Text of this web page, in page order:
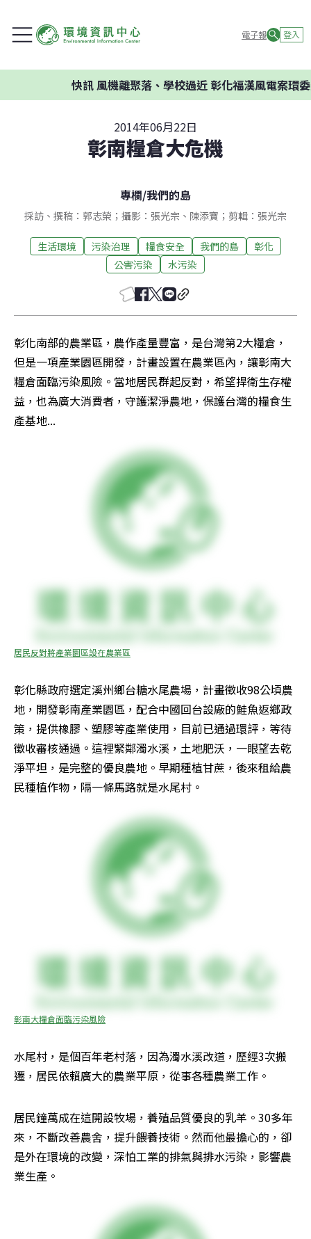
電子報 登入
風機離聚落、學校過近 彰化福漢風電案環委建議不
2014年06月22日
彰南糧倉大危機
專欄/我們的島
採訪、撰稿：郭志榮；攝影：張光宗、陳添寶；剪輯：張光宗
生活環境 污染治理 糧食安全 我們的島
彰化
公害污染
水污染
彰化南部的農業區，農作產量豐富，是台灣第2大糧倉，
但是一項產業園區開發，計畫設置在農業區內，讓彰南大
糧倉面臨污染風險。當地居民群起反對，希望捍衛生存權
益，也為廣大消費者，守護潔淨農地，保護台灣的糧食生
產基地...
居民反對將產業園區設在農業區
彰化縣政府選定溪州鄉台糖水尾農場，計畫徵收98公頃農
地，開發彰南產業園區，配合中國回台設廠的鮭魚返鄉政
策，提供橡膠、塑膠等產業使用，目前已通過環評，等待
徵收審核通過。這裡緊鄰濁水溪，土地肥沃，一眼望去乾
淨平坦，是完整的優良農地。早期種植甘蔗，後來租給農
民種植作物，隔一條馬路就是水尾村。
彰南大糧倉面臨污染風險
水尾村，是個百年老村落，因為濁水溪改道，歷經3次搬
遷，居民依賴廣大的農業平原，從事各種農業工作。
居民鐘萬成在這開設牧場，養殖品質優良的乳羊。30多年
來，不斷改善農舍，提升餵養技術。然而他最擔心的，卻
是外在環境的改變，深怕工業的排氣與排水污染，影響農
業生產。